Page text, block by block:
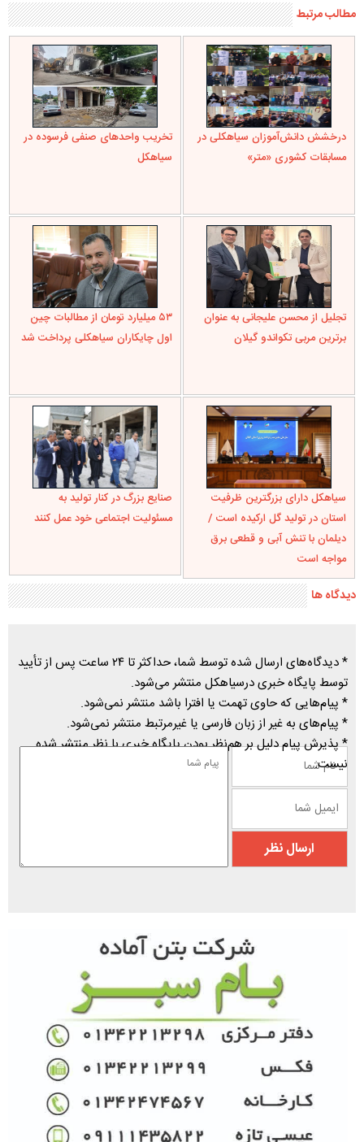
مطالب مرتبط
درخشش دانش‌آموزان سیاهکلی در
مسابقات کشوری «متر»
تخریب واحدهای صنفی فرسوده در
سیاهکل
تجلیل از محسن علیجانی به عنوان
برترین مربی تکواندو گیلان
۵۳ میلیارد تومان از مطالبات چین
اول چایکاران سیاهکلی پرداخت شد
سیاهکل دارای بزرگترین ظرفیت
استان در تولید گل ارکیده است /
دیلمان با تنش آبی و قطعی برق
مواجه است
صنایع بزرگ در کنار تولید به
مسئولیت اجتماعی خود عمل کنند
دیدگاه ها
* دیدگاه‌های ارسال شده توسط شما، حداکثر تا ۲۴ ساعت پس از تأیید
توسط پایگاه خبری درسیاهکل منتشر می‌شود.
* پیام‌هایی که حاوی تهمت یا افترا باشد منتشر نمی‌شود.
* پیام‌های به غیر از زبان فارسی یا غیرمرتبط منتشر نمی‌شود.
* پذیرش پیام دلیل بر هم‌نظر بودن پایگاه خبری با نظر منتشر شده
نیست.